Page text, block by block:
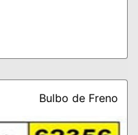
Bulbo de Freno